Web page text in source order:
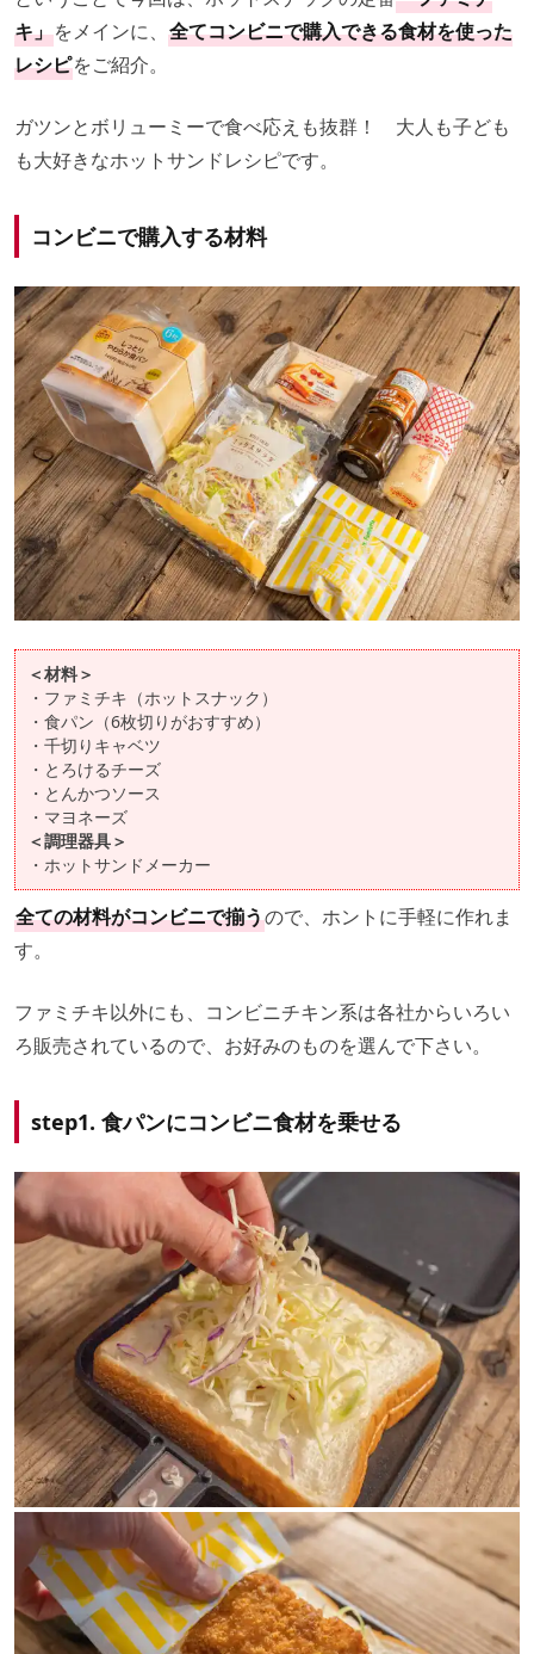
キ」をメインに、 全てコンビニで購入できる食材を使った
レシピをご紹介。
ガツンとボリューミーで食べ応えも抜群！ 大人も子ども
も大好きなホットサンドレシピです。
コンビニで購入する材料
＜材料＞
・ファミチキ（ホットスナック）
・食パン（6枚切りがおすすめ）
・千切りキャベツ
・とろけるチーズ
・とんかつソース
・マヨネーズ
＜調理器具＞
・ホットサンドメーカー
全ての材料がコンビニで揃うので、ホントに手軽に作れま
す。
ファミチキ以外にも、コンビニチキン系は各社からいろい
ろ販売されているので、お好みのものを選んで下さい。
step1. 食パンにコンビニ食材を乗せる